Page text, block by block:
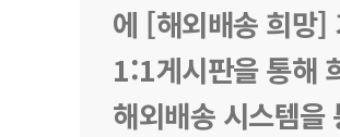
에 [해외배송 희망]
1:1게시판을 통해
해외배송 시스템을